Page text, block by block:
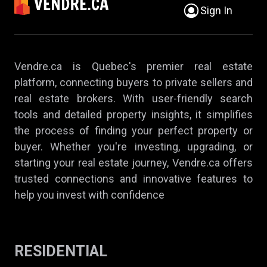
Sign In
Vendre.ca is Quebec's premier real estate
platform, connecting buyers to private sellers and
real estate brokers. With user-friendly search
tools and detailed property insights, it simplifies
the process of finding your perfect property or
buyer. Whether you're investing, upgrading, or
starting your real estate journey, Vendre.ca offers
trusted connections and innovative features to
help you invest with confidence
RESIDENTIAL